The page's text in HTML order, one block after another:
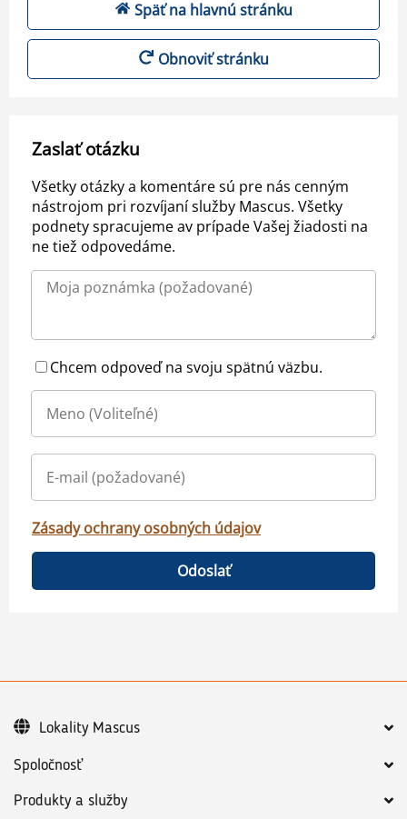
Späť na hlavnú stránku
Obnoviť stránku
Zaslať otázku
Všetky otázky a komentáre sú pre nás cenným
nástrojom pri rozvíjaní služby Mascus. Všetky
podnety spracujeme av prípade Vašej žiadosti na
ne tiež odpovedáme.
Chcem odpoveď na svoju spätnú väzbu.
Zásady ochrany osobných údajov
Odoslať
Spoločnosť
Produkty a služby
Lokality Mascus